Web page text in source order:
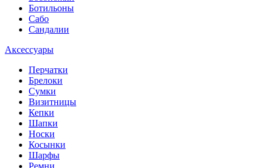
Ботильоны
Сабо
Сандалии
Аксессуары
Перчатки
Брелоки
Сумки
Визитницы
Кепки
Шапки
Носки
Косынки
Шарфы
Ремни